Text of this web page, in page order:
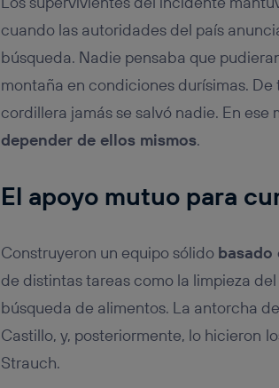
cuando las autoridades del país
búsqueda. Nadie pensaba que
montaña en condiciones durísimas.
cordillera jamás se salvó nadie. En
depender de ellos mismos.
El apoyo mutuo para
Construyeron un equipo sólido basado
de distintas tareas como la limpieza
búsqueda de alimentos. La antorcha
Castillo, y, posteriormente, lo hicieron
Strauch.